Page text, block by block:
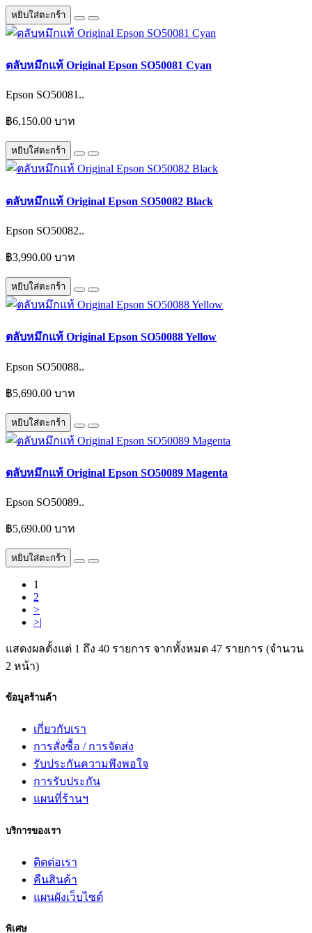
หยิบใส่ตะกร้า
ตลับหมึกแท้ Original Epson SO50081 Cyan
Epson SO50081..
฿6,150.00 บาท
หยิบใส่ตะกร้า
ตลับหมึกแท้ Original Epson SO50082 Black
Epson SO50082..
฿3,990.00 บาท
หยิบใส่ตะกร้า
ตลับหมึกแท้ Original Epson SO50088 Yellow
Epson SO50088..
฿5,690.00 บาท
หยิบใส่ตะกร้า
ตลับหมึกแท้ Original Epson SO50089 Magenta
Epson SO50089..
฿5,690.00 บาท
หยิบใส่ตะกร้า
1
2
>
>|
แสดงผลตั้งแต่ 1 ถึง 40 รายการ จากทั้งหมด 47 รายการ (จำนวน
2 หน้า)
ข้อมูลร้านค้า
เกี่ยวกับเรา
การสั่งซื้อ / การจัดส่ง
รับประกันความพึงพอใจ
การรับประกัน
แผนที่ร้านฯ
บริการของเรา
ติดต่อเรา
คืนสินค้า
แผนผังเว็บไซต์
พิเศษ